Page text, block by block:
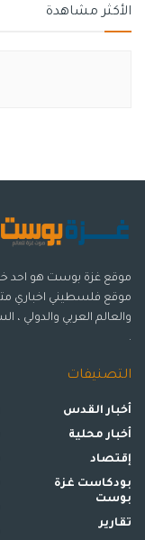
الأكثر مشاهدة
موقع فلسطيني اخباري
والعالم العربي والدولي ،
.
التصنيفات
أخبار القدس
أخبار محلية
إقتصاد
بودكاست غزة
بوست
تقارير